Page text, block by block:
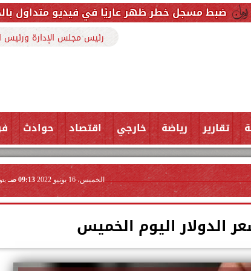
ظهر عاريًا في فيديو متداول بالجيزة.. اعترف
رئيس مجلس الإدارة ورئيس
تقارير رياضة خارجي اقتصاد حوادث
الخميس، 16 يونيو 2022 09:13 صـ
الدولار اليوم الخميس